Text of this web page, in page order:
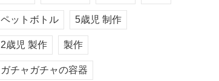
ペットボトル 5歳児 制作
2歳児 製作 製作
ガチャガチャの容器